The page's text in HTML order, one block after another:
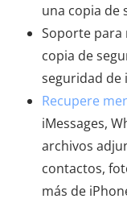
una copia de
Soporte para
copia de
seguridad de
Recupere
iMessages,
archivos
contactos,
más de